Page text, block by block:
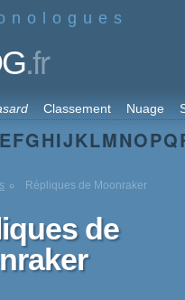
.fr
Classement Nuage
EFGHIJKLMNOPQ
Répliques de Moonraker
de